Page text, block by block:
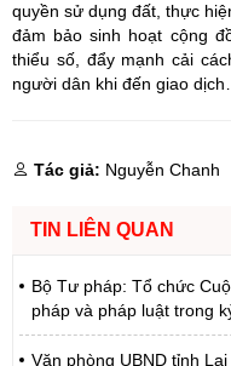
quyền sử dụng đất, thực
đảm bảo sinh hoạt cộng
thiểu số, đẩy mạnh cải
người dân khi đến giao dịch…
Tác giả: Nguyễn Chanh
TIN LIÊN QUAN
Bộ Tư pháp: Tổ chức
pháp và pháp luật trong
Văn phòng UBND tỉnh